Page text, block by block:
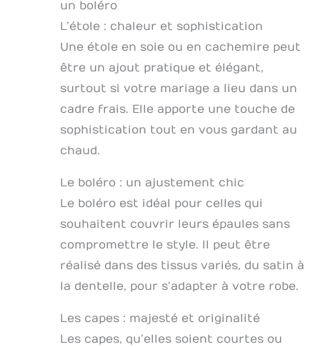
un boléro
L’étole : chaleur et sophistication
Une étole en soie ou en cachemire peut
être un ajout pratique et élégant,
surtout si votre mariage a lieu dans un
cadre frais. Elle apporte une touche de
sophistication tout en vous gardant au
chaud.
Le boléro : un ajustement chic
Le boléro est idéal pour celles qui
souhaitent couvrir leurs épaules sans
compromettre le style. Il peut être
réalisé dans des tissus variés, du satin à
la dentelle, pour s’adapter à votre robe.
Les capes : majesté et originalité
Les capes, qu’elles soient courtes ou